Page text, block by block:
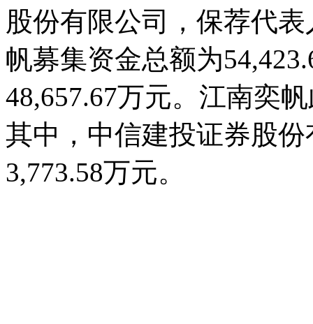
股份有限公司，保荐代
帆募集资金总额为
48,657.67万元。江南奕
其中，中信建投证券股
3,773.58万元。